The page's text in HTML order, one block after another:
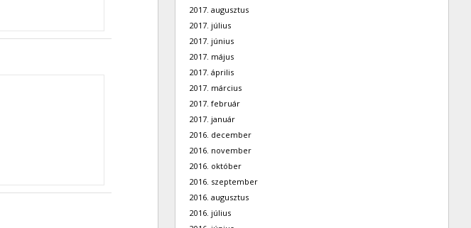
2017. augusztus
2017. július
2017. június
2017. május
2017. április
2017. március
2017. február
2017. január
2016. december
2016. november
2016. október
2016. szeptember
2016. augusztus
2016. július